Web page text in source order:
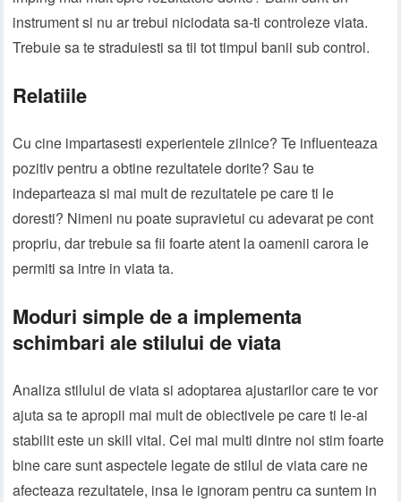
instrument si nu ar trebui niciodata sa-ti controleze viata.
Trebuie sa te straduiesti sa tii tot timpul banii sub control.
Relatiile
Cu cine impartasesti experientele zilnice? Te influenteaza
pozitiv pentru a obtine rezultatele dorite? Sau te
indeparteaza si mai mult de rezultatele pe care ti le
doresti? Nimeni nu poate supravietui cu adevarat pe cont
propriu, dar trebuie sa fii foarte atent la oamenii carora le
permiti sa intre in viata ta.
Moduri simple de a implementa
schimbari ale stilului de viata
Analiza stilului de viata si adoptarea ajustarilor care te vor
ajuta sa te apropii mai mult de obiectivele pe care ti le-ai
stabilit este un skill vital. Cei mai multi dintre noi stim foarte
bine care sunt aspectele legate de stilul de viata care ne
afecteaza rezultatele, insa le ignoram pentru ca suntem in